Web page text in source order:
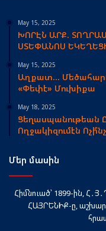
May 15, 2025
ԽՈՐԷՆ ԱՐՔ.
ՍՏԵՓԱՆՈՍ
May 15, 2025
Աղքատ…
«Փեփէ» Մուխիքա
May 18, 2025
Ցեղասպանութեան
Ողջակիզումէն
Մեր մասին
Հիմնուած՝ 1899-ին,
ՀԱՅՐԵՆԻՔ-ը,